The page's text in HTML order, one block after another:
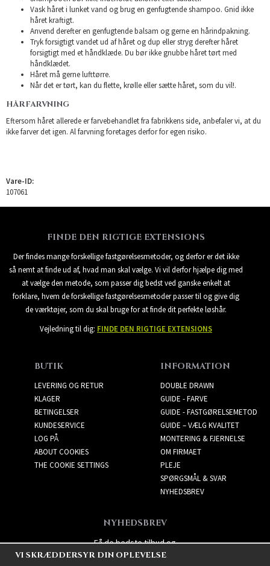
Vask håret i lunket vand og brug en genfugtende shampoo. Gnid ikke
håret kraftigt.
Anvend derefter en genfugtende balsam og gerne en hårindpakning.
Tryk forsigtigt vandet ud af håret og dup eller stryg derefter håret
forsigtigt med et håndklæde. Du bør ikke gnubbe håret tørt med
håndklædet.
Håret må gerne lufttørre.
Når det er tørt, kan du flette, krølle eller sætte håret, som du vil!.
HÅRFARVNING
Eftersom håret allerede er farvebehandlet fra fabrikkens side, anbefaler vi, at du
ikke farver det igen. Al farvning foretages derfor for egen risiko.
Vare-ID:
107061
FINDE DEN RIGTIGE EXTENSIONS
Der findes mange forskellige fastgørelsesmetoder, og derfor er det ikke
så nemt at finde ud af, hvad man skal vælge. Vi vil derfor hjælpe dig med
at vælge den metode, som passer dig bedst ved ganske enkelt at
forklare, hvem de forskellige fastgørelsesmetoder passer til og give dig
de værktøjer, som du skal bruge for at finde dit perfekte løshår.
Vejledning til dig: FINDE DEN RIGTIGE EXTENSIONS
BUTIK
LEVERING OG RETUR
KLAGER
BETINGELSER
KUNDESERVICE
LOG PÅ
ABOUT COOKIES
THE COOKIE SETTINGS
INFORMATION
DOUBLE DRAWN
GUIDE - FARVE
GUIDE - FASTGØRELSEMETOD
GUIDE – VÆLG KVALITET
MONTERING & FJERNELSE
OM FIRMAET
PLEJE
SPØRGSMÅL & SVAR
NYHEDSBREV
NYHEDSBREV
Få de bedste tilbud og
spændende nye produkter!
VI SKRÆDDERSYR DIN OPLEVELSE